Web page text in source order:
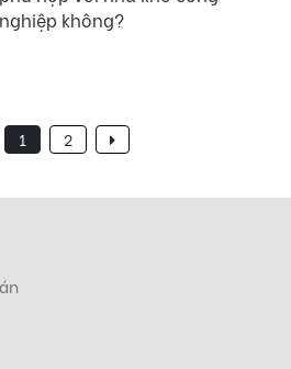
nhu cầu làm sạch sàn của mình.
nghiệp không?
1 2